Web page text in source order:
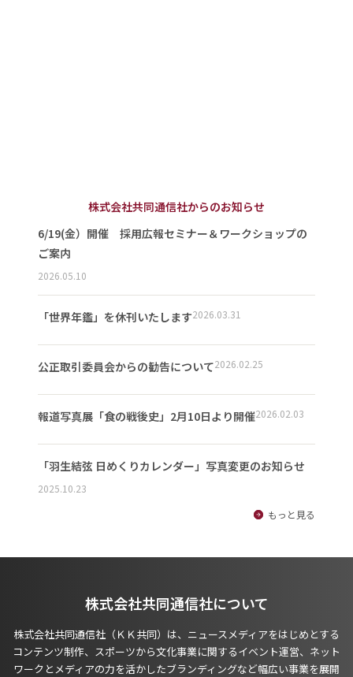
株式会社共同通信社からのお知らせ
6/19(金）開催 採用広報セミナー＆ワークショップの
ご案内
2026.05.10
「世界年鑑」を休刊いたします2026.03.31
公正取引委員会からの勧告について2026.02.25
報道写真展「食の戦後史」2月10日より開催2026.02.03
「羽生結弦 日めくりカレンダー」写真変更のお知らせ
2025.10.23
もっと見る
株式会社共同通信社について
株式会社共同通信社（ＫＫ共同）は、ニュースメディアをはじめとする
コンテンツ制作、スポーツから文化事業に関するイベント運営、ネット
ワークとメディアの力を活かしたブランディングなど幅広い事業を展開